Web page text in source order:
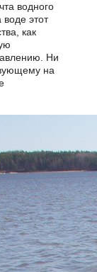
водного
этот
как
Ни
на